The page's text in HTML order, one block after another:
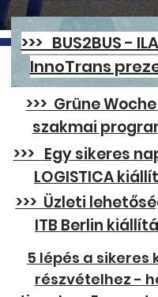
Szakmai
>>> BUS2BUS -
InnoTrans
>>> Grüne
szakmai
>>> Egy sikeres
LOGISTICA
>>> Üzleti
ITB Berlin
5 lépés a sikeres
részvételhez -